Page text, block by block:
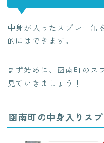
中身が入ったスプレー缶
的にはできます。
まず始めに、函南町のス
見ていきましょう！
函南町の中身入りス